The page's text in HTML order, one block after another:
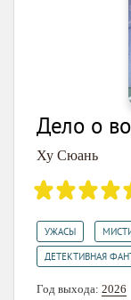
Дело о
Ху Сюань
УЖАСЫ
ДЕТЕКТИВНАЯ
Год выхода: 2026